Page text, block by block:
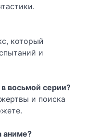
который
и
восьмой серии?
и поиска
аниме?